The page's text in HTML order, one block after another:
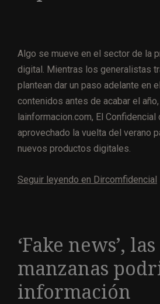
Algo se mueve en el sector de la
digital. Mientras los generalistas
plantean dar un paso adelante en
contenidos antes de acabar el
lainformacion.com, El Confidencial
aprovechado la vuelta del verano
nuevos productos digitales.
Seguir leyendo en Dircomfidencial
‘Fake news’, las
manzanas
información